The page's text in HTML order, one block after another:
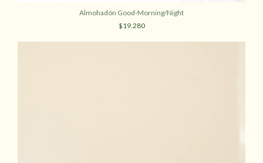
Almohadón Good-Morning/Night
$19.280